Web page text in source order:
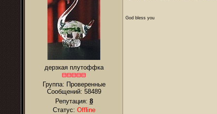
дерзкая плутоффка
Группа: Проверенные
Сообщений: 58489
Репутация: 8
Статус: Offline
God bless you